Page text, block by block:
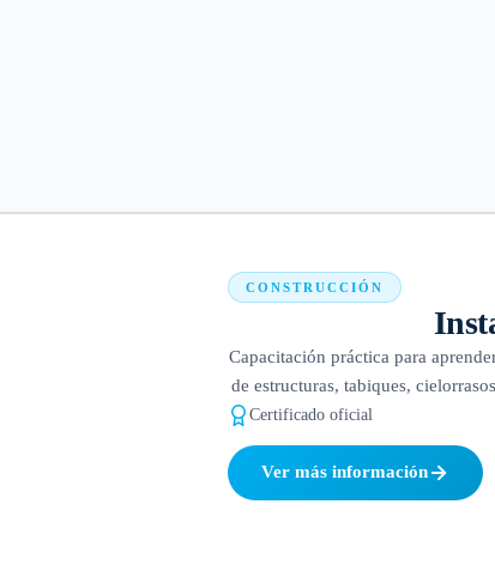
CONSTRUCCIÓN
Capacitación práctica para
de estructuras, tabiques,
Certificado oficial
Ver más información